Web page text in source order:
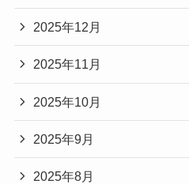
2025年12月
2025年11月
2025年10月
2025年9月
2025年8月